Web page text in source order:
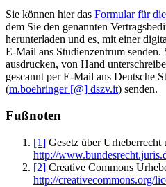
Sie können hier das Formular für
dem Sie den genannten
herunterladen und es, mit einer
E-Mail ans Studienzentrum senden.
ausdrucken, von Hand
gescannt per E-Mail ans Deutsche
(m.boehringer [@] dszv.it) senden.
Fußnoten
[1] Gesetz über Urheberrecht
http://
[2] Creative Commons
http://creativecommons.org/